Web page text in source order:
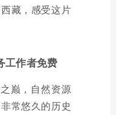
藏，感受这片
工作者免费
巅，自然资源
常悠久的历史